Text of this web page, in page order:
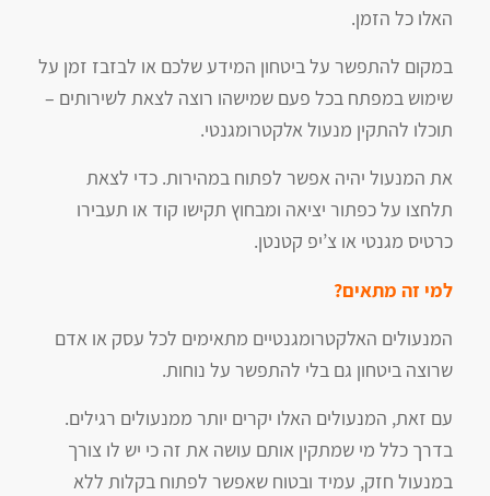
האלו כל הזמן.
במקום להתפשר על ביטחון המידע שלכם או לבזבז זמן על
שימוש במפתח בכל פעם שמישהו רוצה לצאת לשירותים –
תוכלו להתקין מנעול אלקטרומגנטי.
את המנעול יהיה אפשר לפתוח במהירות. כדי לצאת
תלחצו על כפתור יציאה ומבחוץ תקישו קוד או תעבירו
כרטיס מגנטי או צ’יפ קטנטן.
למי זה מתאים?
המנעולים האלקטרומגנטיים מתאימים לכל עסק או אדם
שרוצה ביטחון גם בלי להתפשר על נוחות.
עם זאת, המנעולים האלו יקרים יותר ממנעולים רגילים.
בדרך כלל מי שמתקין אותם עושה את זה כי יש לו צורך
במנעול חזק, עמיד ובטוח שאפשר לפתוח בקלות ללא